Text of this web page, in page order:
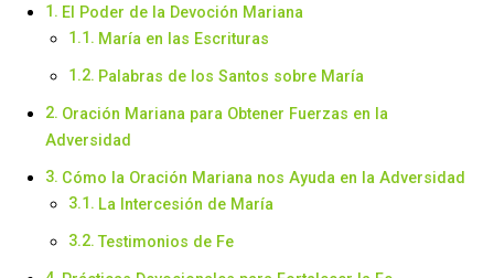
El Poder de la Devoción Mariana
María en las Escrituras
Palabras de los Santos sobre María
Oración Mariana para Obtener Fuerzas en la
Adversidad
Cómo la Oración Mariana nos Ayuda en la Adversidad
La Intercesión de María
Testimonios de Fe